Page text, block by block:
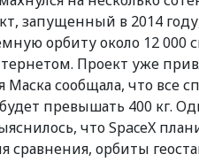
запущенный в 2014
орбиту около 12
Проект уже
Маска сообщала, что все
превышать 400 кг.
что SpaceX
сравнения, орбиты